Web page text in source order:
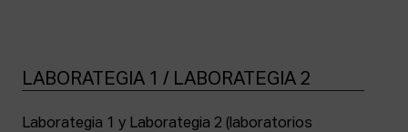
LABORATEGIA 1 / LABORATEGIA 2
Laborategia 1 y Laborategia 2 (laboratorios